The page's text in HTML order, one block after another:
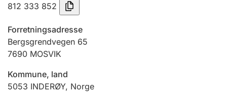
Tinglysing
Jeger
812 333 852
Forretningsadresse
Bergsgrendvegen 65
7690 MOSVIK
Kommune, land
5053 INDERØY, Norge